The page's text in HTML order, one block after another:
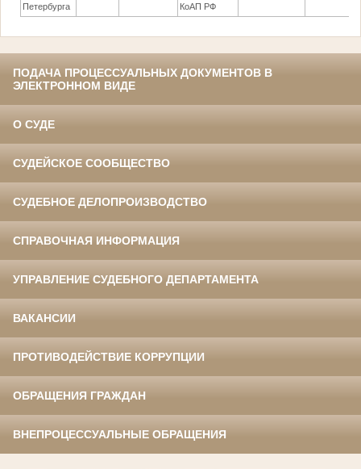
Петербурга
КоАП РФ
ПОДАЧА ПРОЦЕССУАЛЬНЫХ ДОКУМЕНТОВ В
ЭЛЕКТРОННОМ ВИДЕ
О СУДЕ
СУДЕЙСКОЕ СООБЩЕСТВО
СУДЕБНОЕ ДЕЛОПРОИЗВОДСТВО
СПРАВОЧНАЯ ИНФОРМАЦИЯ
УПРАВЛЕНИЕ СУДЕБНОГО ДЕПАРТАМЕНТА
ВАКАНСИИ
ПРОТИВОДЕЙСТВИЕ КОРРУПЦИИ
ОБРАЩЕНИЯ ГРАЖДАН
ВНЕПРОЦЕССУАЛЬНЫЕ ОБРАЩЕНИЯ